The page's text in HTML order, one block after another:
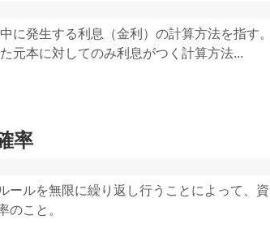
に発生する利息（金利）の計算方法を指す。
元本に対してのみ利息がつく計算方法...
率
ールを無限に繰り返し行うことによって、資
のこと。